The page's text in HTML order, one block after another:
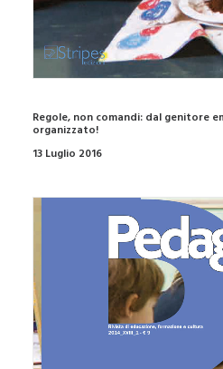
Regole, non comandi: dal genitore
organizzato!
13 Luglio 2016